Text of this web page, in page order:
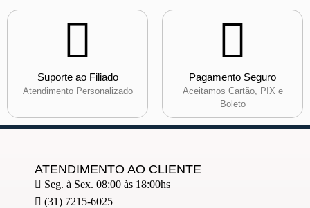
Suporte ao Filiado
Atendimento Personalizado
Pagamento Seguro
Aceitamos Cartão, PIX e
Boleto
ATENDIMENTO AO CLIENTE
Seg. à Sex. 08:00 às 18:00hs
(31) 7215-6025